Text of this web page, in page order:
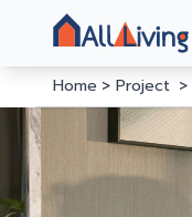
Home Project